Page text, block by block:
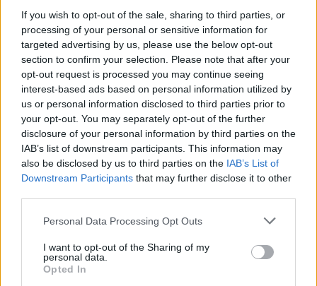
If you wish to opt-out of the sale, sharing to third parties, or
processing of your personal or sensitive information for
targeted advertising by us, please use the below opt-out
section to confirm your selection. Please note that after your
opt-out request is processed you may continue seeing
interest-based ads based on personal information utilized by
us or personal information disclosed to third parties prior to
your opt-out. You may separately opt-out of the further
disclosure of your personal information by third parties on the
IAB’s list of downstream participants. This information may
also be disclosed by us to third parties on the IAB’s List of
Downstream Participants that may further disclose it to other
Personal Data Processing Opt Outs
I want to opt-out of the Sharing of my
personal data.
Opted In
Events
Το “Offspring” είναι ένα χορογραφικό έργο – τελετουργία για
τη βία της ενηλικίωσης
Η ομάδα χορού Prolet OCD και η
χορογράφος Μαργαρίτα Τρίκκα, μετά το
sold out της πρεμιέρας τους στο 3ο Moving
Colours Youth Festival επιστρέφουν στο
θέατρο Ροές για δύο μόνο παραστάσεις!